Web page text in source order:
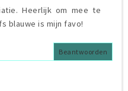
Heerlijk om mee te
blauwe is mijn favo!
Beantwoorden